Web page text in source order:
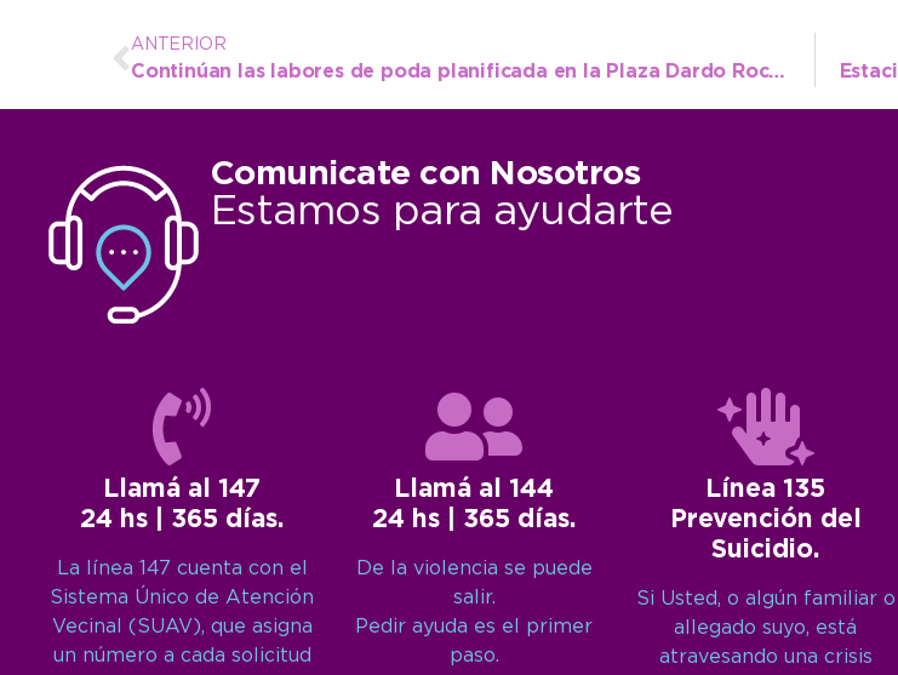
ANTERIOR
Continúan las labores de poda planificada en la Plaza Dardo Rocha
Comunicate con Nosotros
Estamos para ayudarte
Llamá al 147
24 hs | 365 días.
La línea 147 cuenta con el
Sistema Único de Atención
Vecinal (SUAV), que asigna
un número a cada solicitud
Llamá al 144
24 hs | 365 días.
De la violencia se puede
salir.
Pedir ayuda es el primer
paso.
Línea 135
Prevención del
Suicidio.
Si Usted, o algún familiar o
allegado suyo, está
atravesando una crisis